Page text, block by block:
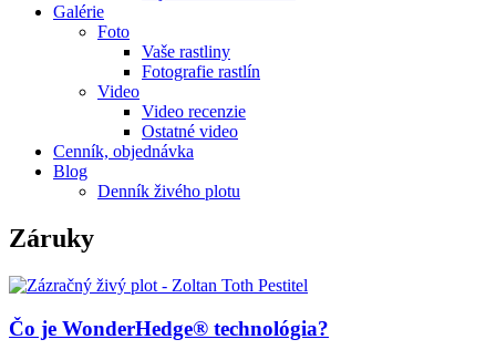
Galérie
Foto
Vaše rastliny
Fotografie rastlín
Video
Video recenzie
Ostatné video
Cenník, objednávka
Blog
Denník živého plotu
Záruky
Čo je WonderHedge® technológia?